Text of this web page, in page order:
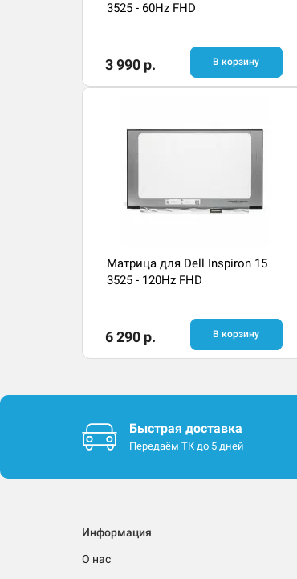
3525 - 60Hz FHD
3 990 р. В корзину
Матрица для Dell Inspiron 15
3525 - 120Hz FHD
6 290 р. В корзину
Быстрая доставка
Передаём ТК до 5 дней
Информация
О нас